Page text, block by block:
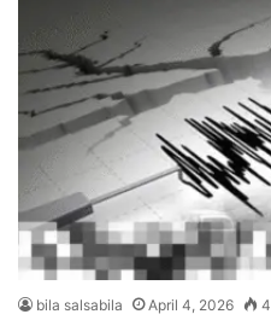
bila salsabila April 4, 2026 4